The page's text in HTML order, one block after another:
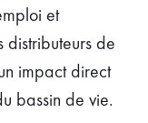
et
distributeurs de
impact direct
bassin de vie.